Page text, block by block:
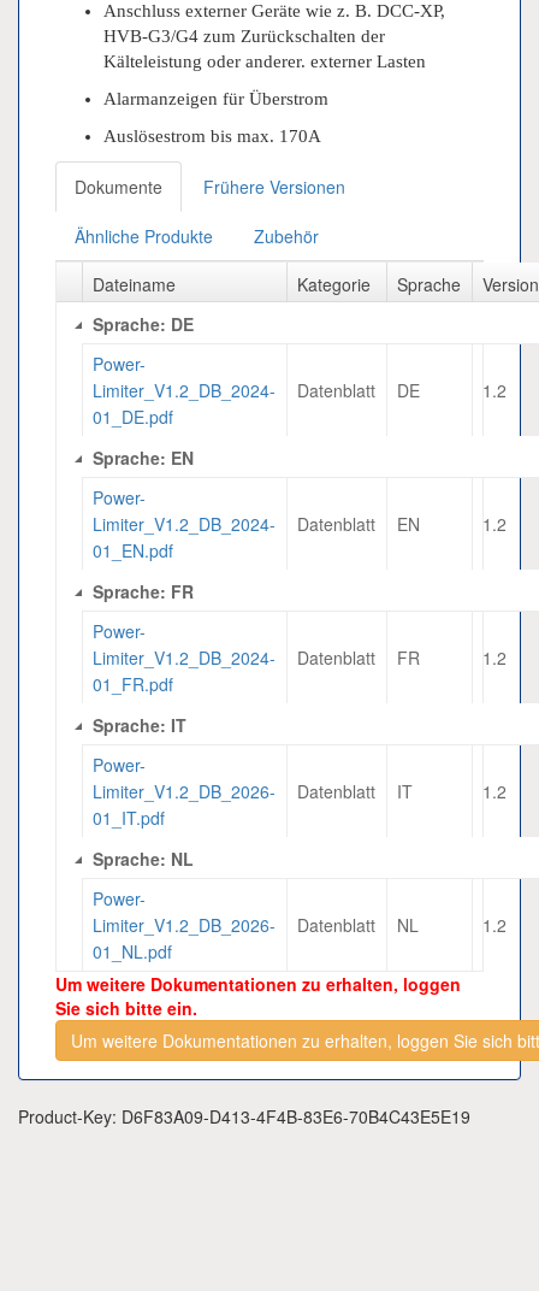
Anschluss externer Geräte wie z. B. DCC-XP,
HVB-G3/G4 zum Zurückschalten der
Kälteleistung oder anderer. externer Lasten
Alarmanzeigen für Überstrom
Auslösestrom bis max. 170A
Dokumente Frühere Versionen
Ähnliche Produkte
Zubehör
Dateiname
Kategorie Sprache
Version
Sprache: DE
Power-
Limiter_V1.2_DB_2024-
01_DE.pdf
Datenblatt DE 1.2
Sprache: EN
Power-
Limiter_V1.2_DB_2024-
01_EN.pdf
Datenblatt EN 1.2
Sprache: FR
Power-
Limiter_V1.2_DB_2024-
01_FR.pdf
Datenblatt FR 1.2
Sprache: IT
Power-
Limiter_V1.2_DB_2026-
01_IT.pdf
Datenblatt IT 1.2
Sprache: NL
Power-
Limiter_V1.2_DB_2026-
01_NL.pdf
Datenblatt NL 1.2
Um weitere Dokumentationen zu erhalten, loggen
Sie sich bitte ein.
Um weitere Dokumentationen zu erhalten, loggen Sie sich
Product-Key: D6F83A09-D413-4F4B-83E6-70B4C43E5E19